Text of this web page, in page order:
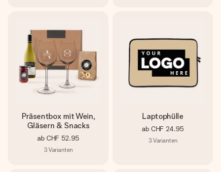
Präsentbox mit Wein,
Gläsern & Snacks
ab CHF 52.95
3Varianten
Laptophülle
ab CHF 24.95
3Varianten